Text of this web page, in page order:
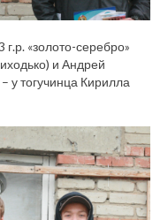
«золото-серебро»
и Андрей
у тогучинца Кирилла